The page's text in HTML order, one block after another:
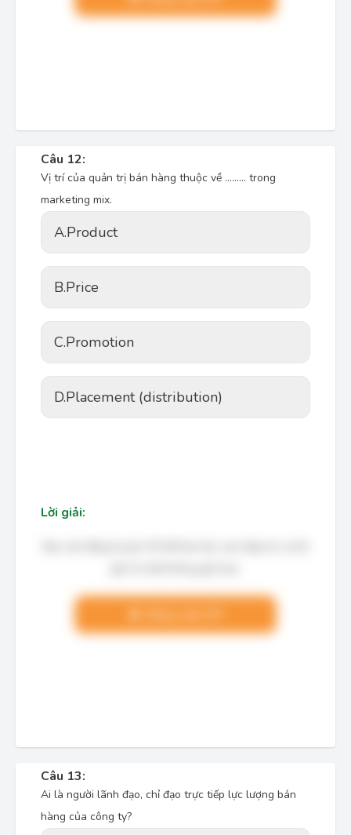
Câu 12:
Vị trí của quản trị bán hàng thuộc về ……… trong
marketing mix.
A.Product
B.Price
C.Promotion
D.Placement (distribution)
Lời giải:
Câu 13:
Ai là người lãnh đạo, chỉ đạo trực tiếp lực lượng bán
hàng của công ty?